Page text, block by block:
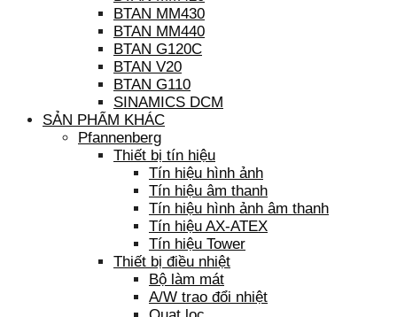
BTAN MM430
BTAN MM440
BTAN G120C
BTAN V20
BTAN G110
SINAMICS DCM
SẢN PHẨM KHÁC
Pfannenberg
Thiết bị tín hiệu
Tín hiệu hình ảnh
Tín hiệu âm thanh
Tín hiệu hình ảnh âm thanh
Tín hiệu AX-ATEX
Tín hiệu Tower
Thiết bị điều nhiệt
Bộ làm mát
A/W trao đổi nhiệt